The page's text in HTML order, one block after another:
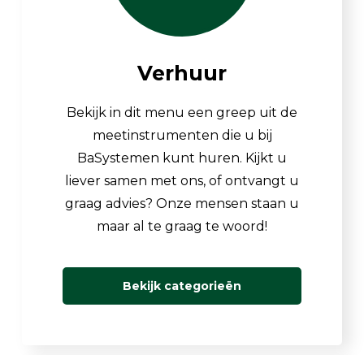
Verhuur
Bekijk in dit menu een greep uit de
meetinstrumenten die u bij
BaSystemen kunt huren. Kijkt u
liever samen met ons, of ontvangt u
graag advies? Onze mensen staan u
maar al te graag te woord!
Bekijk categorieën